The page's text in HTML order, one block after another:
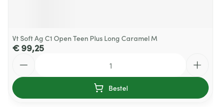
Vt Soft Ag C1 Open Teen Plus Long Caramel M
€ 99,25
Bestel